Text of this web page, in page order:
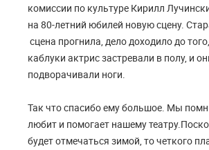
комиссии по культуре Кирилл
на 80-летний юбилей новую сцену.
сцена прогнила, дело доходило до
каблуки актрис застревали в полу, и
подворачивали ноги.
Так что спасибо ему большое. Мы
любит и помогает нашему
будет отмечаться зимой, то четкого